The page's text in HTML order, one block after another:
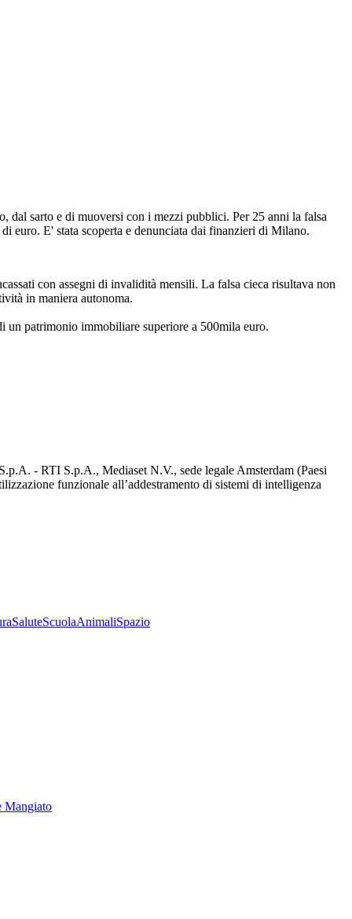
dal sarto e di muoversi con i mezzi pubblici. Per 25 anni la falsa
euro. E' stata scoperta e denunciata dai finanzieri di Milano.
con assegni di invalidità mensili. La falsa cieca risultava non
in maniera autonoma.
un patrimonio immobiliare superiore a 500mila euro.
- RTI S.p.A., Mediaset N.V., sede legale Amsterdam (Paesi
funzionale all’addestramento di sistemi di intelligenza
SaluteScuolaAnimaliSpazio
Mangiato